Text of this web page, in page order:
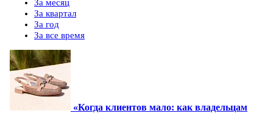
За месяц
За квартал
За год
За все время
«Когда клиентов мало: как владельцам